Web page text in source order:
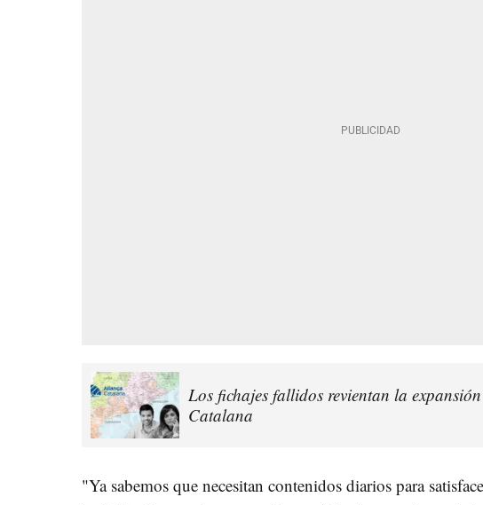
Los fichajes fallidos revientan la
Catalana
"Ya sabemos que necesitan contenidos diarios para